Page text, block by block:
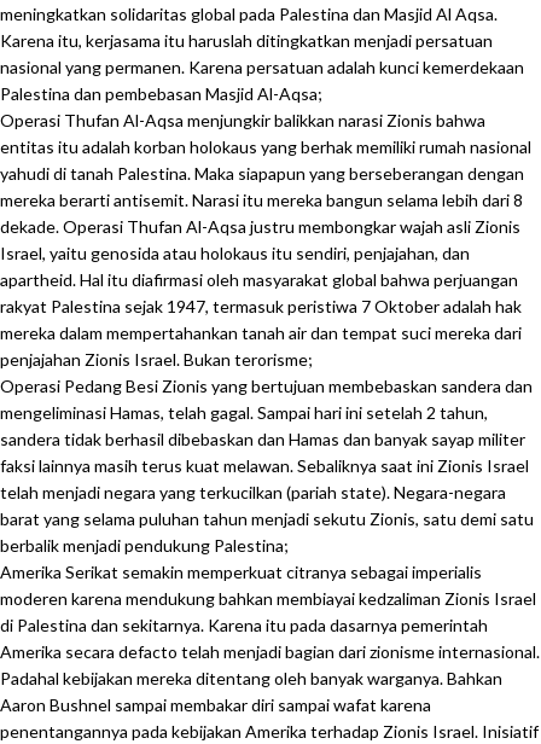
meningkatkan solidaritas global pada Palestina dan Masjid Al Aqsa.
Karena itu, kerjasama itu haruslah ditingkatkan menjadi persatuan
nasional yang permanen. Karena persatuan adalah kunci kemerdekaan
Palestina dan pembebasan Masjid Al-Aqsa;
Operasi Thufan Al-Aqsa menjungkir balikkan narasi Zionis bahwa
entitas itu adalah korban holokaus yang berhak memiliki rumah nasional
yahudi di tanah Palestina. Maka siapapun yang berseberangan dengan
mereka berarti antisemit. Narasi itu mereka bangun selama lebih dari 8
dekade. Operasi Thufan Al-Aqsa justru membongkar wajah asli Zionis
Israel, yaitu genosida atau holokaus itu sendiri, penjajahan, dan
apartheid. Hal itu diafirmasi oleh masyarakat global bahwa perjuangan
rakyat Palestina sejak 1947, termasuk peristiwa 7 Oktober adalah hak
mereka dalam mempertahankan tanah air dan tempat suci mereka dari
penjajahan Zionis Israel. Bukan terorisme;
Operasi Pedang Besi Zionis yang bertujuan membebaskan sandera dan
mengeliminasi Hamas, telah gagal. Sampai hari ini setelah 2 tahun,
sandera tidak berhasil dibebaskan dan Hamas dan banyak sayap militer
faksi lainnya masih terus kuat melawan. Sebaliknya saat ini Zionis Israel
telah menjadi negara yang terkucilkan (pariah state). Negara-negara
barat yang selama puluhan tahun menjadi sekutu Zionis, satu demi satu
berbalik menjadi pendukung Palestina;
Amerika Serikat semakin memperkuat citranya sebagai imperialis
moderen karena mendukung bahkan membiayai kedzaliman Zionis Israel
di Palestina dan sekitarnya. Karena itu pada dasarnya pemerintah
Amerika secara defacto telah menjadi bagian dari zionisme internasional.
Padahal kebijakan mereka ditentang oleh banyak warganya. Bahkan
Aaron Bushnel sampai membakar diri sampai wafat karena
penentangannya pada kebijakan Amerika terhadap Zionis Israel. Inisiatif